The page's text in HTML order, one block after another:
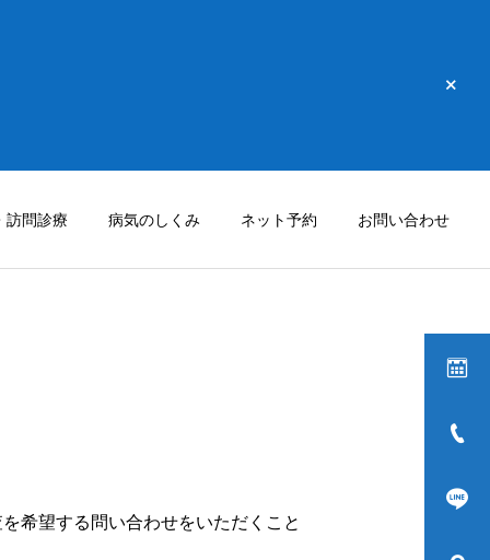
訪問診療 病気のしくみ ネット予約 お問い合わせ
希望する問い合わせをいただくこと